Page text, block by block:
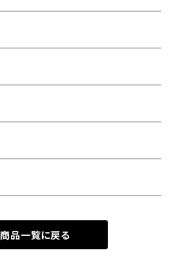
商品一覧に戻る